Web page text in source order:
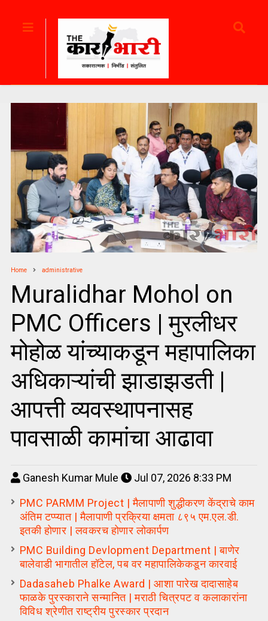
Home administrative
Muralidhar Mohol on
PMC Officers | मुरलीधर
मोहोळ यांच्याकडून महापालिका
अधिकाऱ्यांची झाडाझडती |
आपत्ती व्यवस्थापनासह
पावसाळी कामांचा आढावा
Ganesh Kumar Mule
Jul 07, 2026 8:33 PM
PMC PARMM Project | मैलापाणी शुद्धीकरण केंद्राचे काम
अंतिम टप्प्यात | मैलापाणी प्रक्रिया क्षमता ८९५ एम.एल.डी.
इतकी होणार | लवकरच होणार लोकार्पण
PMC Building Devlopment Department | बाणेर
बालेवाडी भागातील हॉटेल, पब वर महापालिकेकडून कारवाई
Dadasaheb Phalke Award | आशा पारेख दादासाहेब
फाळके पुरस्काराने सन्मानित | मराठी चित्रपट व कलाकारांना
विविध श्रेणीत राष्ट्रीय पुरस्कार प्रदान